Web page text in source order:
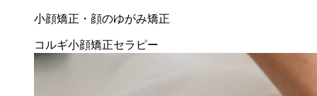
小顔矯正・顔のゆがみ矯正
コルギ小顔矯正セラピー